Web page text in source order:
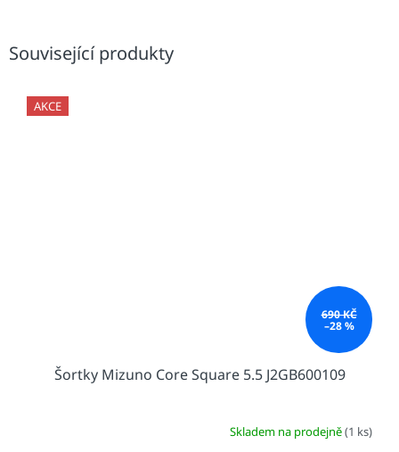
Související produkty
AKCE
690 KČ
–28 %
Šortky Mizuno Core Square 5.5 J2GB600109
Skladem na prodejně(1 ks)